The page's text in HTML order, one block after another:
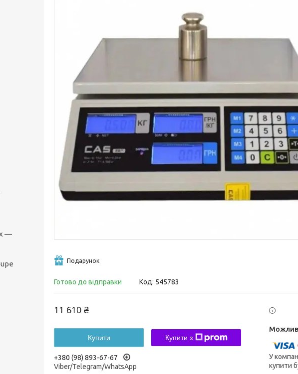
Подарунок
Готово до відправки Код: 545783
11 610 ₴
Купити Купити з
+380 (98) 893-67-67
Viber/Telegram/WhatsApp
У
купити
—